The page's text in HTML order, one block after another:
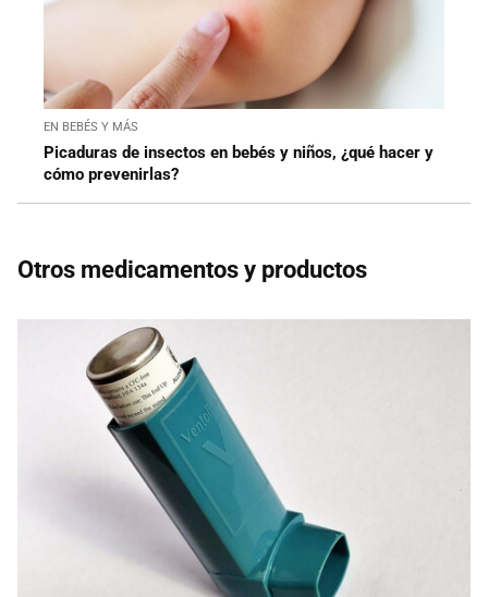
EN BEBÉS Y MÁS
Picaduras de insectos en bebés y niños, ¿qué hacer y
cómo prevenirlas?
Otros medicamentos y productos